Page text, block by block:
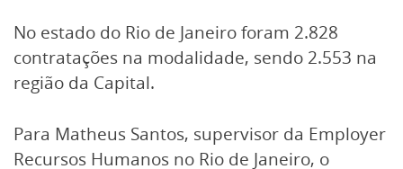
No estado do Rio de Janeiro foram 2.828
contratações na modalidade, sendo 2.553 na
região da Capital.
Para Matheus Santos, supervisor da Employer
Recursos Humanos no Rio de Janeiro, o